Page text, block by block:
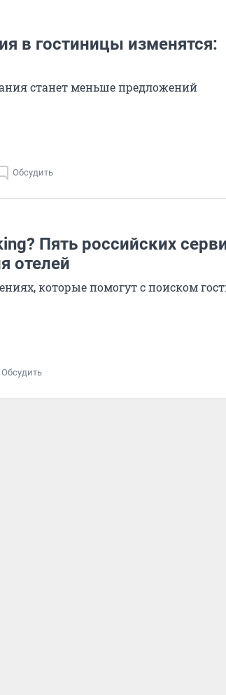
в гостиницы изменятся:
станет меньше предложений
Обсудить
Пять российских
отелей
которые помогут с поиском
Обсудить